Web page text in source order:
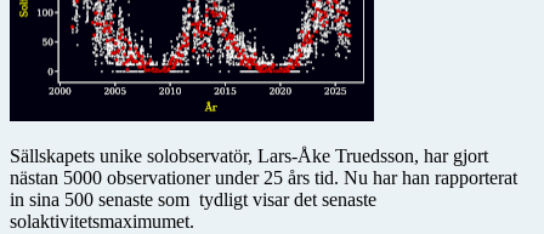
Sällskapets unike solobservatör, Lars-Åke Truedsson, har gjort
nästan 5000 observationer under 25 års tid. Nu har han rapporterat
in sina 500 senaste som tydligt visar det senaste
solaktivitetsmaximumet.